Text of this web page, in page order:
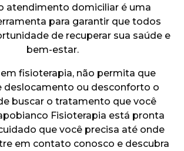
atendimento domiciliar é uma
para garantir que todos
de recuperar sua saúde e
bem-estar.
fisioterapia, não permita que
deslocamento ou desconforto o
buscar o tratamento que você
Fisioterapia está pronta
que você precisa até onde
em contato conosco e descubra